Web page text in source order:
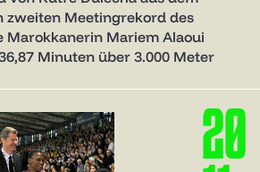
zweiten Meetingrekord des
Marokkanerin Mariem Alaoui
Minuten über 3.000 Meter
20